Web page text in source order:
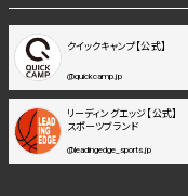
クイックキャンプ【公式】
@quickcamp.jp
リーディングエッジ【公式】
スポーツブランド
@leadingedge_sports.jp